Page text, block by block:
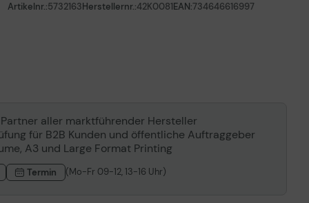
Artikelnr.:5732163Herstellernr.:42K0081EAN:734646616997
aller marktführender Hersteller
für B2B Kunden und öffentliche Auftraggeber
A3 und Large Format Printing
Termin (Mo-Fr 09-12, 13-16 Uhr)